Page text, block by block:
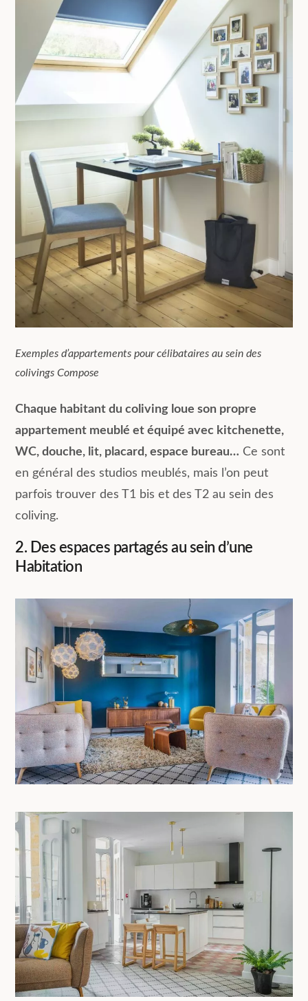
Exemples d’appartements pour célibataires au sein des
colivings Compose
Chaque habitant du coliving loue son propre
appartement meublé et équipé avec kitchenette,
WC, douche, lit, placard, espace bureau… Ce sont
en général des studios meublés, mais l’on peut
parfois trouver des T1 bis et des T2 au sein des
coliving.
2. Des espaces partagés au sein d’une
Habitation